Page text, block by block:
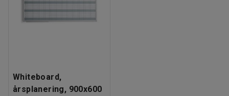
Whiteboard,
årsplanering, 900x600